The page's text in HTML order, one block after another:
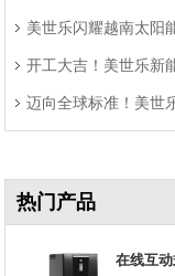
美世乐闪耀越南太阳
开工大吉！美世乐新
程 迈向全球标准！美世
热门产品
在线互